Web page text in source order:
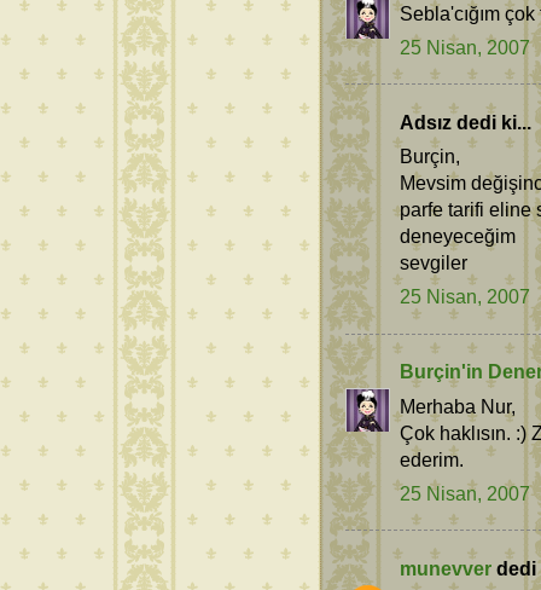
Sebla'cığım
25 Nisan, 2007
Adsız dedi ki...
Burçin,
Mevsim
parfe tarifi eline
deneyeceğim
sevgiler
25 Nisan, 2007
Burçin'in
Merhaba Nur,
Çok haklısın.
ederim.
25 Nisan, 2007
munevver dedi